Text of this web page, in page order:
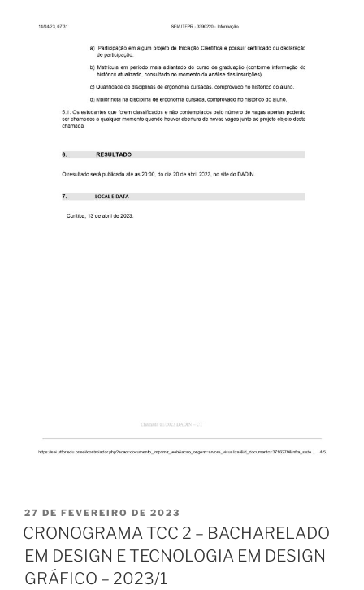
PUBLICADO
EM
27 DE FEVEREIRO DE 2023
CRONOGRAMA TCC 2 – BACHARELADO
EM DESIGN E TECNOLOGIA EM DESIGN
GRÁFICO – 2023/1